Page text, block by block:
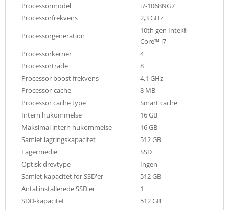
Processormodel
i7-1068NG7
Processorfrekvens
2,3 GHz
Processorgeneration
10th gen Intel®
Core™ i7
Processorkerner
4
Processortråde
8
Processor boost frekvens
4,1 GHz
Processor-cache
8 MB
Processor cache type
Smart cache
Intern hukommelse
16 GB
Maksimal intern hukommelse
16 GB
Samlet lagringskapacitet
512 GB
Lagermedie
SSD
Optisk drevtype
Ingen
Samlet kapacitet for SSD'er
512 GB
Antal installerede SSD'er
1
SDD-kapacitet
512 GB